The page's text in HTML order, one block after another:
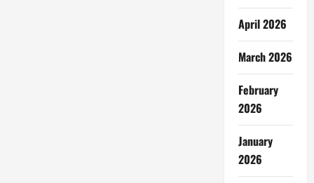
April 2026
March 2026
February
2026
January
2026